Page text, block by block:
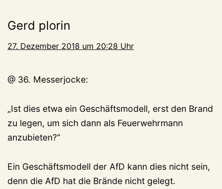
Gerd plorin
27. Dezember 2018 um 20:28 Uhr
@ 36. Messerjocke:
„Ist dies etwa ein Geschäftsmodell, erst den Brand
zu legen, um sich dann als Feuerwehrmann
anzubieten?“
Ein Geschäftsmodell der AfD kann dies nicht sein,
denn die AfD hat die Brände nicht gelegt.